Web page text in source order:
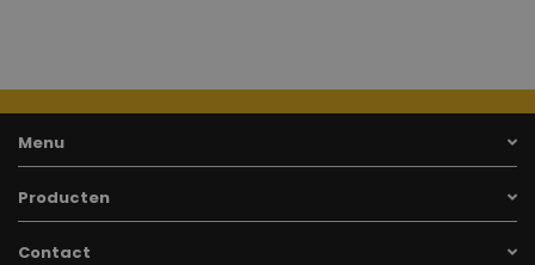
Menu
Producten
Contact